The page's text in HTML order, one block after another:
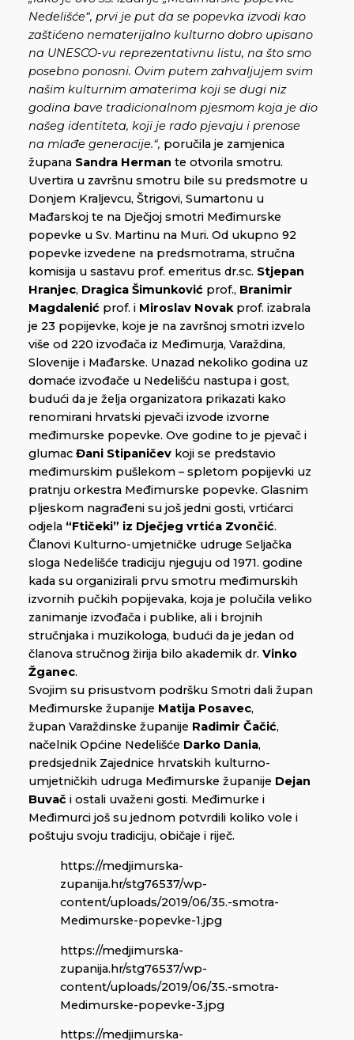
Nedelišće“, prvi je put da se popevka izvodi kao
zaštićeno nematerijalno kulturno dobro upisano
na UNESCO-vu reprezentativnu listu, na što smo
posebno ponosni. Ovim putem zahvaljujem svim
našim kulturnim amaterima koji se dugi niz
godina bave tradicionalnom pjesmom koja je dio
našeg identiteta, koji je rado pjevaju i prenose
na mlađe generacije.“, poručila je zamjenica
župana Sandra Herman te otvorila smotru.
Uvertira u završnu smotru bile su predsmotre u
Donjem Kraljevcu, Štrigovi, Sumartonu u
Mađarskoj te na Dječjoj smotri Međimurske
popevke u Sv. Martinu na Muri. Od ukupno 92
popevke izvedene na predsmotrama, stručna
komisija u sastavu prof. emeritus dr.sc. Stjepan
Hranjec, Dragica Šimunković prof., Branimir
Magdalenić prof. i Miroslav Novakprof. izabrala
je 23 popijevke, koje je na završnoj smotri izvelo
više od 220 izvođača iz Međimurja, Varaždina,
Slovenije i Mađarske. Unazad nekoliko godina uz
domaće izvođače u Nedelišću nastupa i gost,
budući da je želja organizatora prikazati kako
renomirani hrvatski pjevači izvode izvorne
međimurske popevke. Ove godine to je pjevač i
glumac Đani Stipaničev koji se predstavio
međimurskim pušlekom – spletom popijevki uz
pratnju orkestra Međimurske popevke. Glasnim
pljeskom nagrađeni su još jedni gosti, vrtićarci
odjela “Ftičeki” iz Dječjeg vrtića Zvončić.
Članovi Kulturno-umjetničke udruge Seljačka
sloga Nedelišće tradiciju njeguju od 1971. godine
kada su organizirali prvu smotru međimurskih
izvornih pučkih popijevaka, koja je polučila veliko
zanimanje izvođača i publike, ali i brojnih
stručnjaka i muzikologa, budući da je jedan od
članova stručnog žirija bilo akademik dr. Vinko
Žganec.
Svojim su prisustvom podršku Smotri dali župan
Međimurske županije Matija Posavec,
župan Varaždinske županije Radimir Čačić,
načelnik Općine Nedelišće Darko Dania,
predsjednik Zajednice hrvatskih kulturno-
umjetničkih udruga Međimurske županije Dejan
Buvač i ostali uvaženi gosti. Međimurke i
Međimurci još su jednom potvrdili koliko vole i
poštuju svoju tradiciju, običaje i riječ.
https://medjimurska-
zupanija.hr/stg76537/wp-
content/uploads/2019/06/35.-smotra-
Medimurske-popevke-1.jpg
https://medjimurska-
zupanija.hr/stg76537/wp-
content/uploads/2019/06/35.-smotra-
Medimurske-popevke-3.jpg
https://medjimurska-